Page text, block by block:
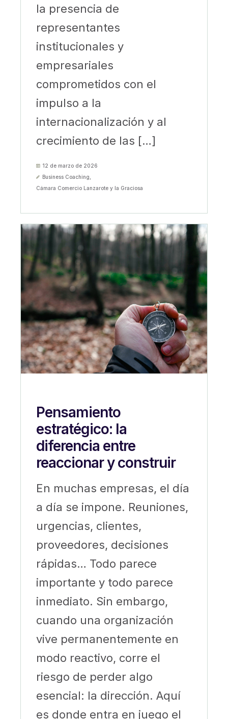
la presencia de
representantes
institucionales y
empresariales
comprometidos con el
impulso a la
internacionalización y al
crecimiento de las […]
12 de marzo de 2026
Business Coaching
Cámara Comercio Lanzarote y la Graciosa
Pensamiento
estratégico: la
diferencia entre
reaccionar y construir
En muchas empresas, el día
a día se impone. Reuniones,
urgencias, clientes,
proveedores, decisiones
rápidas… Todo parece
importante y todo parece
inmediato. Sin embargo,
cuando una organización
vive permanentemente en
modo reactivo, corre el
riesgo de perder algo
esencial: la dirección. Aquí
es donde entra en juego el